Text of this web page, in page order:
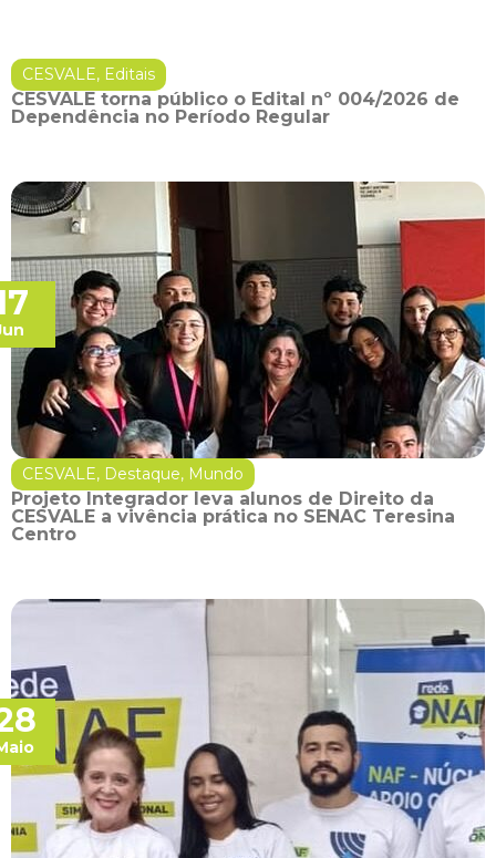
CESVALE, Editais
CESVALE torna público o Edital nº 004/2026 de
Dependência no Período Regular
CESVALE, Destaque, Mundo
Projeto Integrador leva alunos de Direito da
CESVALE a vivência prática no SENAC Teresina
Centro